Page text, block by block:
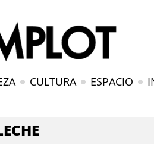
CULTURA ESPACIO